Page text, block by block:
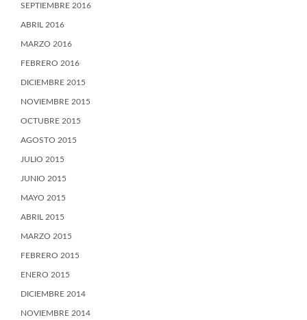
SEPTIEMBRE 2016
ABRIL 2016
MARZO 2016
FEBRERO 2016
DICIEMBRE 2015
NOVIEMBRE 2015
OCTUBRE 2015
AGOSTO 2015
JULIO 2015
JUNIO 2015
MAYO 2015
ABRIL 2015
MARZO 2015
FEBRERO 2015
ENERO 2015
DICIEMBRE 2014
NOVIEMBRE 2014